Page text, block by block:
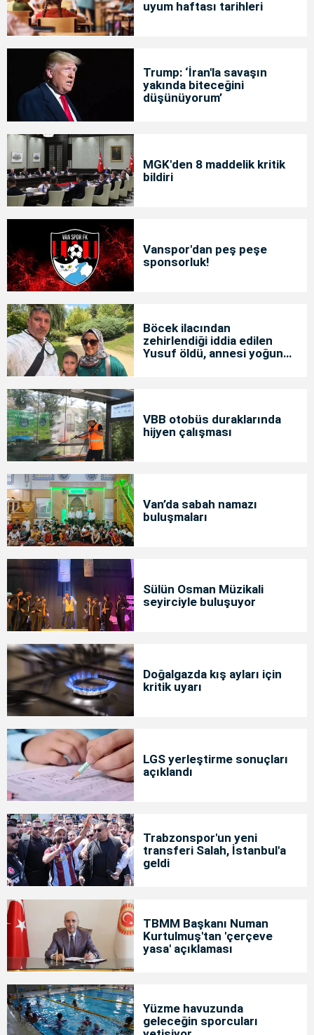
uyum haftası tarihleri
Trump: ‘İran'la savaşın
yakında biteceğini
düşünüyorum’
MGK'den 8 maddelik kritik
bildiri
Vanspor'dan peş peşe
sponsorluk!
Böcek ilacından
zehirlendiği iddia edilen
Yusuf öldü, annesi yoğun
VBB otobüs duraklarında
hijyen çalışması
Van’da sabah namazı
buluşmaları
Sülün Osman Müzikali
seyirciyle buluşuyor
Doğalgazda kış ayları için
kritik uyarı
LGS yerleştirme sonuçları
açıklandı
Trabzonspor'un yeni
transferi Salah, İstanbul'a
geldi
TBMM Başkanı Numan
Kurtulmuş'tan 'çerçeve
yasa' açıklaması
Yüzme havuzunda
geleceğin sporcuları